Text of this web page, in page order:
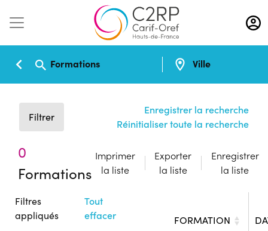
Aller
au
contenu
Formations Ville
Filtrer
Enregistrer la recherche
Réinitialiser toute la recherche
0
Formations
Imprimer
la liste
Exporter
la liste
Enregistrer
la liste
Filtres
appliqués
Tout
effacer
FORMATION